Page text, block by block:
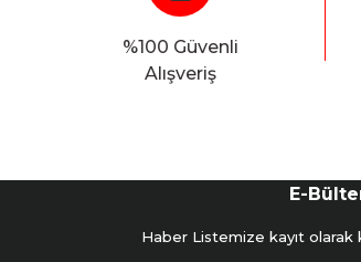
%100 Güvenli
Alışveriş
E-
Haber Listemize kayıt olarak